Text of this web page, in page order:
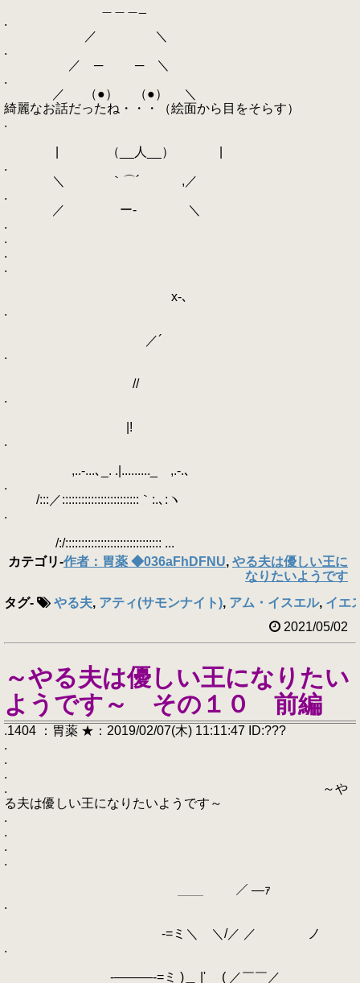
.
／ ＼
.
／ ─ ─ ＼
.
／ （●） （●） ＼
綺麗なお話だったね・・・（絵面から目をそらす）
.
| （__人__） |
.
＼ ｀⌒´ ,／
.
／ ー‐ ＼
.
.
.
.
x-､
.
／´
.
//
.
|!
.
,..-...､_. .|........._ ,.-.､
.
/:::／::::::::::::::::::::::::｀:.､:ヽ
.
/:/:::::::::::::::::::::::::::::: ...
カテゴリ-作者：胃薬 ◆036aFhDFNU, やる夫は優しい王に
なりたいようです
タグ- やる夫, アティ(サモンナイト), アム・イスエル, イエ
2021/05/02
～やる夫は優しい王になりたい
ようです～ その１０ 前編
.1404 ：胃薬 ★：2019/02/07(木) 11:11:47 ID:???
.
.
.
. ～や
る夫は優しい王になりたいようです～
.
.
.
.
＿＿ ／ ―ｧ
.
-=ミ＼ ＼/／ ／ ノ
.
-―――‐=ミ )＿ |' ( ／￣￣／